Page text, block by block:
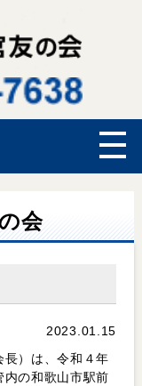
会
2023.01.15
）は、令和４年
内の和歌山市駅前